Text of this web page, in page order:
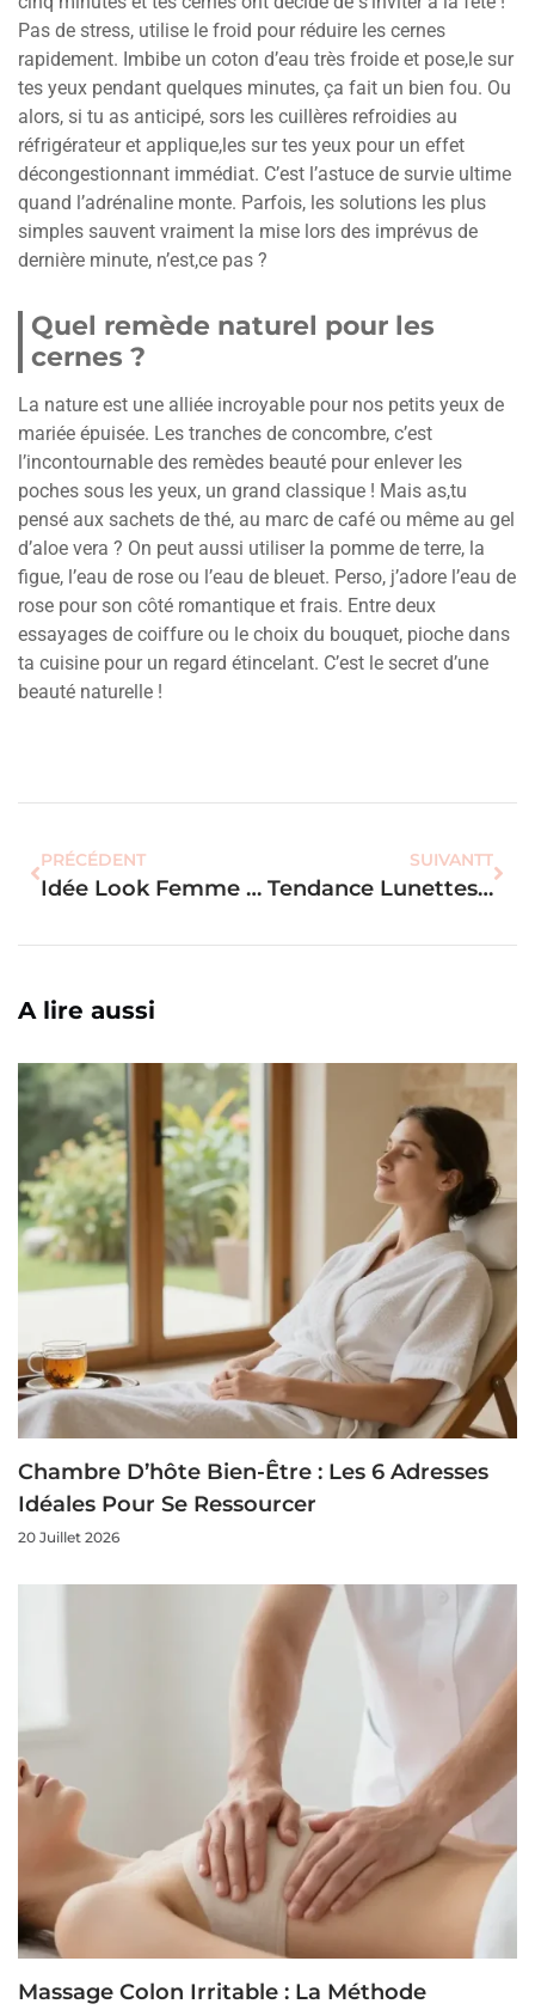
Pas de stress, utilise le froid pour réduire les cernes
rapidement. Imbibe un coton d’eau très froide et pose,le sur
tes yeux pendant quelques minutes, ça fait un bien fou. Ou
alors, si tu as anticipé, sors les cuillères refroidies au
réfrigérateur et applique,les sur tes yeux pour un effet
décongestionnant immédiat. C’est l’astuce de survie ultime
quand l’adrénaline monte. Parfois, les solutions les plus
simples sauvent vraiment la mise lors des imprévus de
dernière minute, n’est,ce pas ?
Quel remède naturel pour les
cernes ?
La nature est une alliée incroyable pour nos petits yeux de
mariée épuisée. Les tranches de concombre, c’est
l’incontournable des remèdes beauté pour enlever les
poches sous les yeux, un grand classique ! Mais as,tu
pensé aux sachets de thé, au marc de café ou même au gel
d’aloe vera ? On peut aussi utiliser la pomme de terre, la
figue, l’eau de rose ou l’eau de bleuet. Perso, j’adore l’eau de
rose pour son côté romantique et frais. Entre deux
essayages de coiffure ou le choix du bouquet, pioche dans
ta cuisine pour un regard étincelant. C’est le secret d’une
beauté naturelle !
PRÉCÉDENT
Idée Look Femme 50 Ans : Les Tendances Pour Une Allure Moderne
SUIVANTT
Tendance Lunettes De Soleil 2025 : Les Modèles Incontournables Pour La Femme
A lire aussi
Chambre D’hôte Bien-Être : Les 6 Adresses
Idéales Pour Se Ressourcer
20 Juillet 2026
Massage Colon Irritable : La Méthode